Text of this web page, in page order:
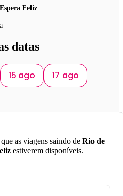
Espera Feliz
datas
15 ago 17 ago
as viagens saindo de Rio de
estiverem disponíveis.